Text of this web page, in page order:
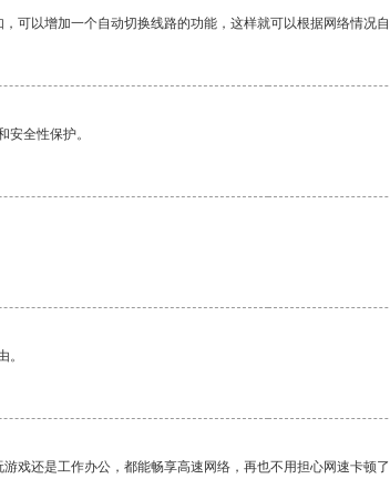
可以增加一个自动切换线路的功能，这样就可以根据网络情况
全性保护。
。
戏还是工作办公，都能畅享高速网络，再也不用担心网速卡顿了